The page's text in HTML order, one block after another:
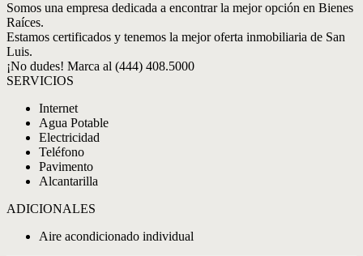
Somos una empresa dedicada a encontrar la mejor opción en Bienes
Raíces.
Estamos certificados y tenemos la mejor oferta inmobiliaria de San
Luis.
¡No dudes! Marca al (444) 408.5000
SERVICIOS
Internet
Agua Potable
Electricidad
Teléfono
Pavimento
Alcantarilla
ADICIONALES
Aire acondicionado individual